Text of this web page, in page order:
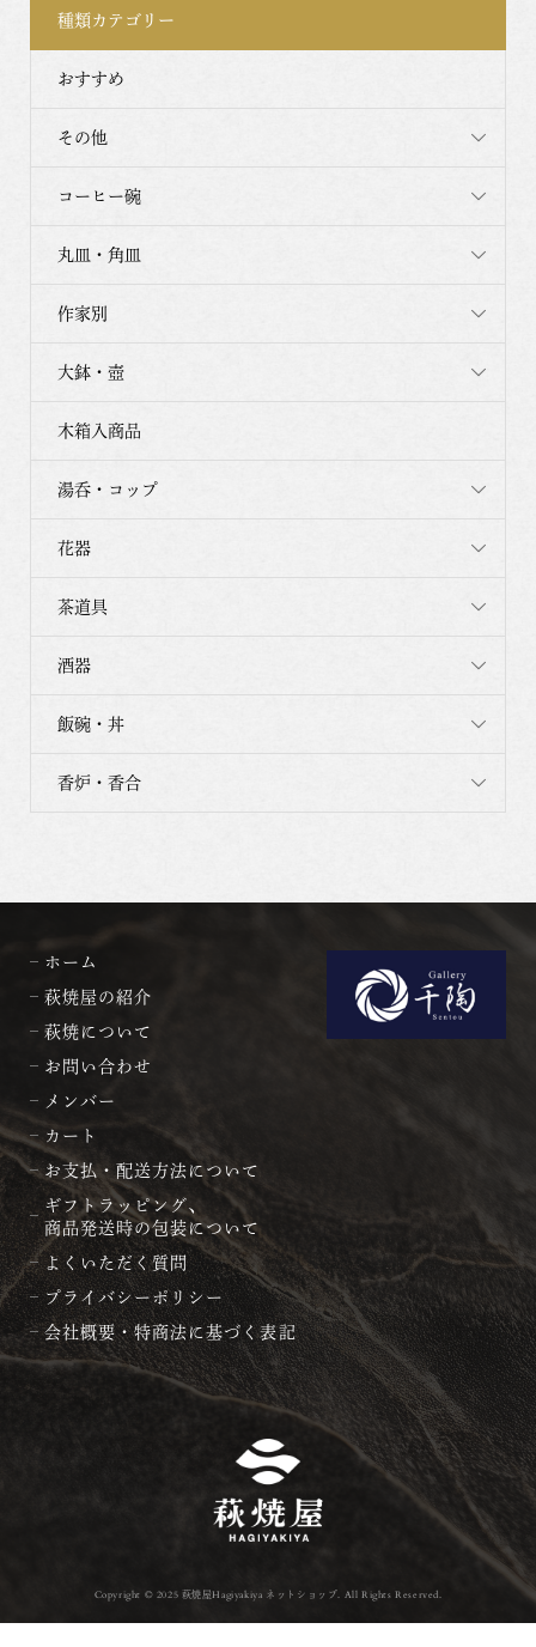
種類カテゴリー
おすすめ
その他
コーヒー碗
丸皿・角皿
作家別
大鉢・壺
木箱入商品
湯呑・コップ
花器
茶道具
酒器
飯碗・丼
香炉・香合
ホーム
萩焼屋の紹介
萩焼について
お問い合わせ
メンバー
カート
お支払・配送方法について
ギフトラッピング、
商品発送時の包装について
よくいただく質問
プライバシーポリシー
会社概要・特商法に基づく表記
Copyright © 2025 萩焼屋Hagiyakiya ネットショップ. All Rights Reserved.